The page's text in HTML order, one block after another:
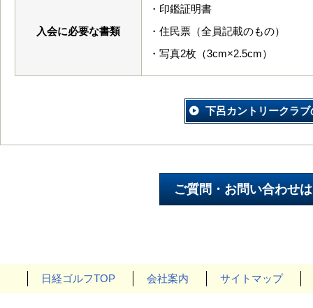
入会に必要な書類
・印鑑証明書
・住民票（全員記載のもの）
・写真2枚（3cm×2.5cm）
下呂カントリークラ
日経ゴルフTOP 会社案内 サイトマップ